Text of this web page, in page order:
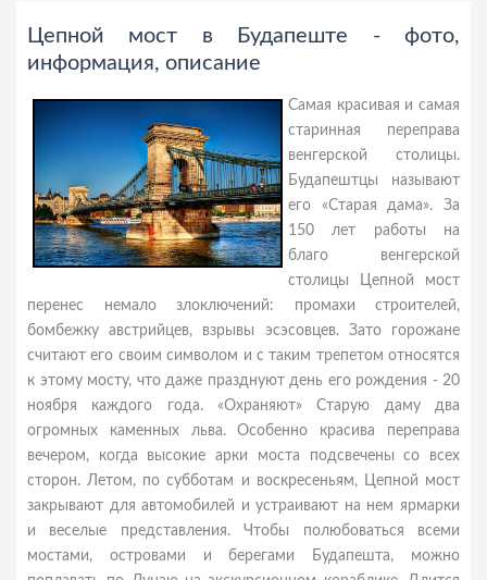
Цепной мост в Будапеште - фото,
информация, описание
Cамая красивая и самая
старинная переправа
венгерской столицы.
Будапештцы называют
его «Старая дама». За
150 лет работы на
благо венгерской
столицы Цепной мост
перенес немало злоключений: промахи строителей,
бомбежку австрийцев, взрывы эсэсовцев. Зато горожане
считают его своим символом и с таким трепетом относятся
к этому мосту, что даже празднуют день его рождения - 20
ноября каждого года. «Охраняют» Старую даму два
огромных каменных льва. Особенно красива переправа
вечером, когда высокие арки моста подсвечены со всех
сторон. Летом, по субботам и воскресеньям, Цепной мост
закрывают для автомобилей и устраивают на нем ярмарки
и веселые представления. Чтобы полюбоваться всеми
мостами, островами и берегами Будапешта, можно